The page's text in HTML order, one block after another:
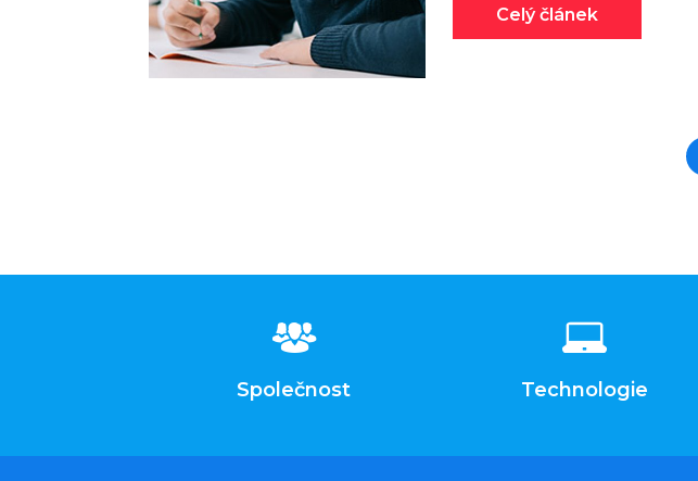
Celý článek
Společnost Technologie